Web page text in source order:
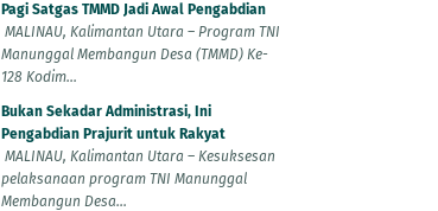
Pagi Satgas TMMD Jadi Awal Pengabdian
MALINAU, Kalimantan Utara – Program TNI
Manunggal Membangun Desa (TMMD) Ke-
128 Kodim...
Bukan Sekadar Administrasi, Ini
Pengabdian Prajurit untuk Rakyat
MALINAU, Kalimantan Utara – Kesuksesan
pelaksanaan program TNI Manunggal
Membangun Desa...